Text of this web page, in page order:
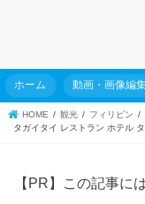
ホーム 動画・画像編
HOME 観光 フィリピン
タガイタイ レストラン ホテル
【PR】この記事に